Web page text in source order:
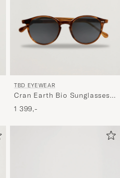
TBD EYEWEAR
Cran Earth Bio Sunglasses
Light Tortoise
1 399,-